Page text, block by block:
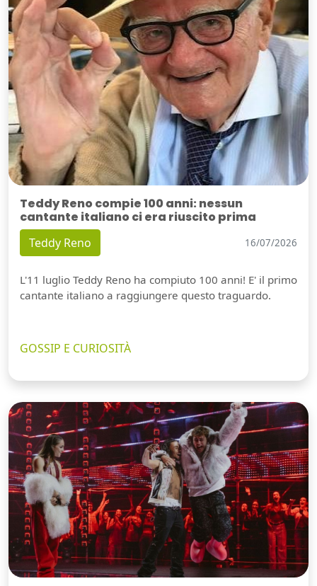
Teddy Reno compie 100 anni: nessun
cantante italiano ci era riuscito prima
Teddy Reno 16/07/2026
L'11 luglio Teddy Reno ha compiuto 100 anni! E' il primo
cantante italiano a raggiungere questo traguardo.
GOSSIP E CURIOSITÀ